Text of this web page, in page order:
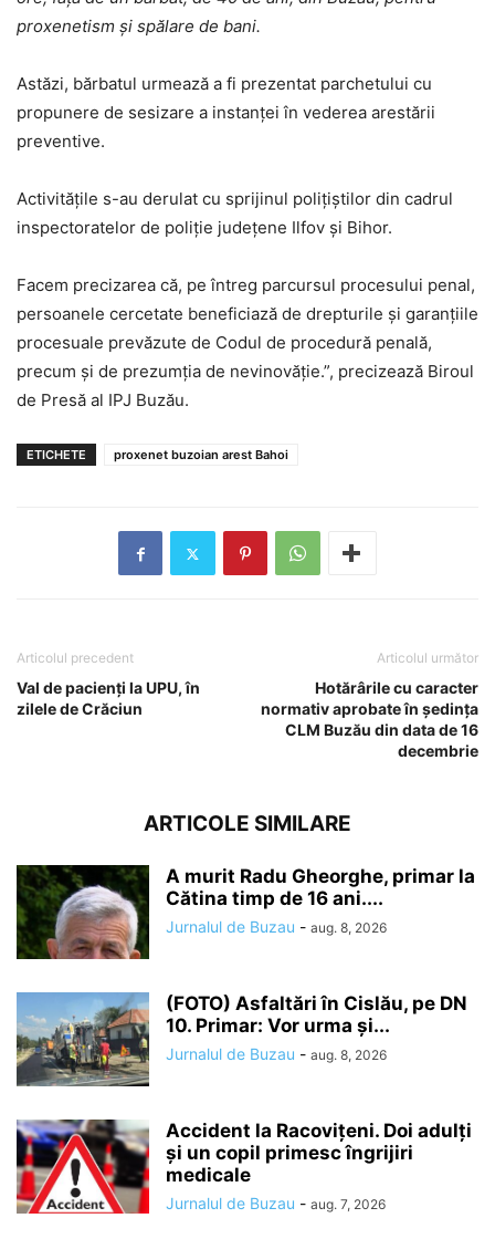
proxenetism și spălare de bani.
Astăzi, bărbatul urmează a fi prezentat parchetului cu
propunere de sesizare a instanței în vederea arestării
preventive.
Activitățile s-au derulat cu sprijinul polițiștilor din cadrul
inspectoratelor de poliție județene Ilfov și Bihor.
Facem precizarea că, pe întreg parcursul procesului penal,
persoanele cercetate beneficiază de drepturile și garanțiile
procesuale prevăzute de Codul de procedură penală,
precum și de prezumția de nevinovăție.”, precizează Biroul
de Presă al IPJ Buzău.
ETICHETE proxenet buzoian arest Bahoi
Articolul precedent
Val de pacienți la UPU, în
zilele de Crăciun
Articolul următor
Hotărârile cu caracter
normativ aprobate în ședința
CLM Buzău din data de 16
decembrie
ARTICOLE SIMILARE
A murit Radu Gheorghe, primar la
Cătina timp de 16 ani....
Jurnalul de Buzau - aug. 8, 2026
(FOTO) Asfaltări în Cislău, pe DN
10. Primar: Vor urma și...
Jurnalul de Buzau - aug. 8, 2026
Accident la Racovițeni. Doi adulți
și un copil primesc îngrijiri
medicale
Jurnalul de Buzau - aug. 7, 2026